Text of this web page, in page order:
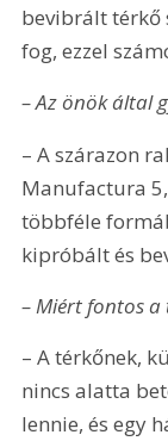
bevibrált térkő
fog, ezzel
– Az önök által
– A szárazon
Manufactura
többféle
kipróbált és
– Miért fontos a
– A térkőnek,
nincs alatta
lennie, és egy